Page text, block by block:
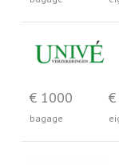
€ 1000
bagage